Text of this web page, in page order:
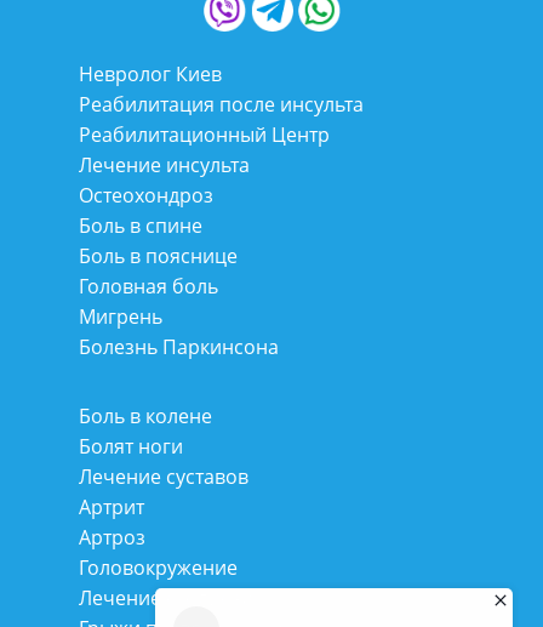
Невролог Киев
Реабилитация после инсульта
Реабилитационный Центр
Лечение инсульта
Остеохондроз
Боль в спине
Боль в пояснице
Головная боль
Мигрень
Болезнь Паркинсона
Боль в колене
Болят ноги
Лечение суставов
Артрит
Артроз
Головокружение
Лечение сколиоза